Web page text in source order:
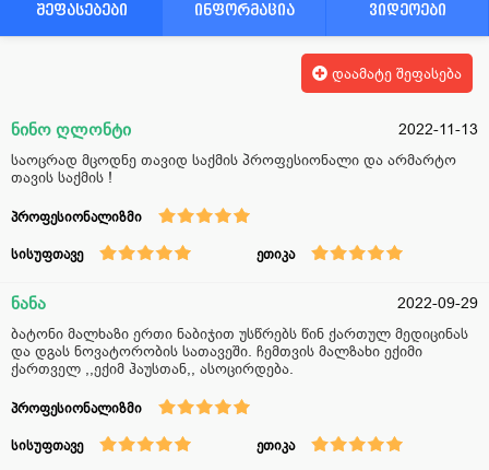
შეფასებები ინფორმაცია ვიდეოები
დაამატე შეფასება
ნინო ღლონტი
2022-11-13
საოცრად მცოდნე თავიდ საქმის პროფესიონალი და არმარტო
თავის საქმის !
პროფესიონალიზმი
სისუფთავე ეთიკა
ნანა
2022-09-29
ბატონი მალხაზი ერთი ნაბიჯით უსწრებს წინ ქართულ მედიცინას
და დგას ნოვატორობის სათავეში. ჩემთვის მალზახი ექიმი
ქართველ ,,ექიმ ჰაუსთან,, ასოცირდება.
პროფესიონალიზმი
სისუფთავე ეთიკა